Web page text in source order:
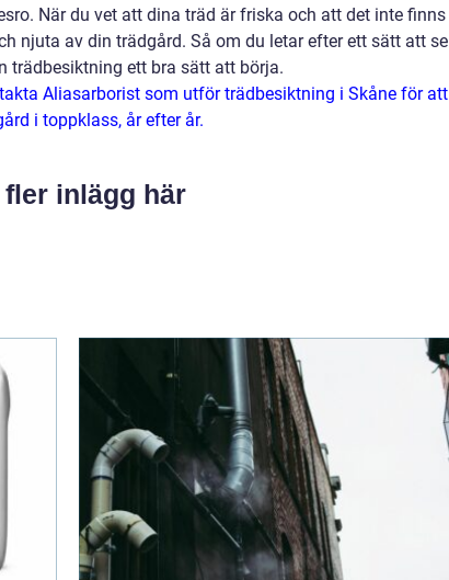
När du vet att dina träd är friska och att det inte finns
njuta av din trädgård. Så om du letar efter ett sätt att se
trädbesiktning ett bra sätt att börja.
Aliasarborist som utför trädbesiktning i Skåne för att
i toppklass, år efter år.
fler inlägg här